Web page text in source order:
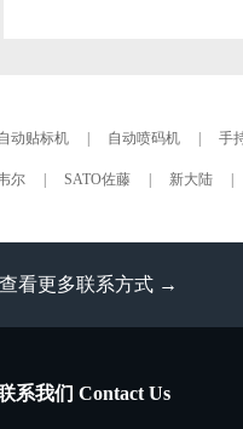
动贴标机 自动喷码机 手
尔 SATO佐藤 新大陆
查看更多联系方式 →
系我们 Contact Us